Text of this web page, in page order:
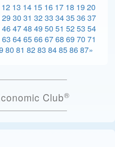
12 13 14 15 16 17 18 19 20
29 30 31 3233 34353637
464748 49 50 51 5253 54
63 6465666768 69 70 71
80 81 82 83 84858687»
Club®